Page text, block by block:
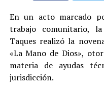
En un acto marcado
trabajo comunitario,
Taques realizó la
«La Mano de Dios»,
materia de ayudas
jurisdicción.